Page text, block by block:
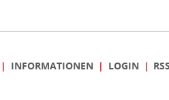
INFORMATIONEN LOGIN RSS